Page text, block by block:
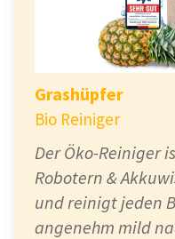
Grashüpfer
Bio Reiniger
Der Öko-Reiniger
Robotern &
und reinigt jeden
angenehm mild